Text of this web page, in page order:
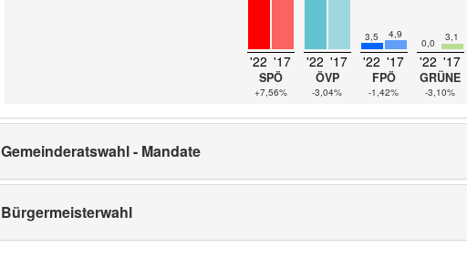
'22 '17
SPÖ
+7,56%
'22 '17
ÖVP
-3,04%
3,5 4,9
'22 '17
FPÖ
-1,42%
0,0 3,1
'22 '17
GRÜNE
-3,10%
Gemeinderatswahl - Mandate
Bürgermeisterwahl